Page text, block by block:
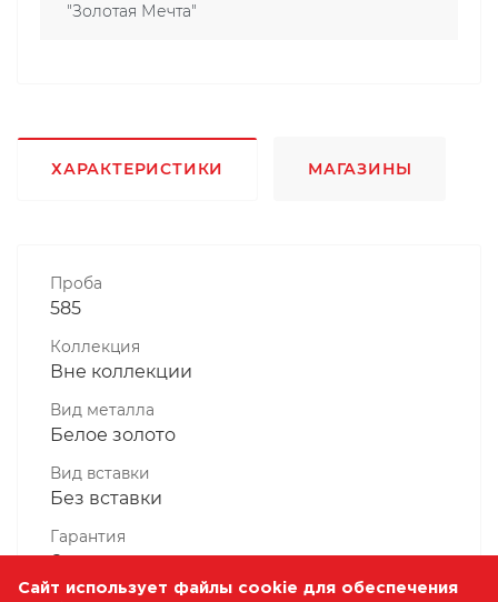
"Золотая Мечта"
ХАРАКТЕРИСТИКИ МАГАЗИНЫ
Проба
585
Коллекция
Вне коллекции
Вид металла
Белое золото
Вид вставки
Без вставки
Гарантия
6 месяцев
Сайт использует файлы cookie для обеспечения